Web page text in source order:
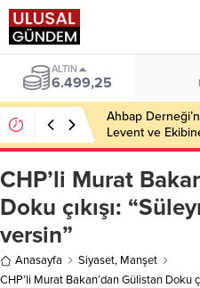
ALTIN
6.499,25
Ahbap
Levent ve
CHP’li Murat
Doku çıkışı:
versin”
Anasayfa Siyaset, Manşet
CHP’li Murat Bakan’dan Gülistan Doku